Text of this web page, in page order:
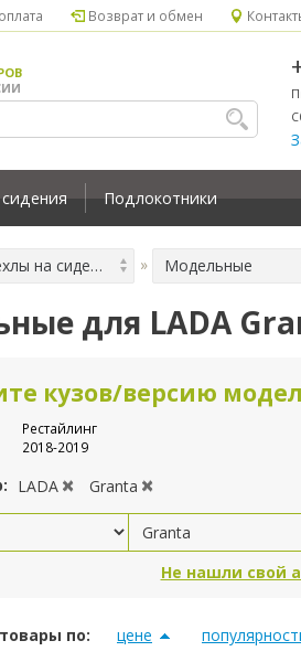
Возврат и обмен
Подлокотники
Чехлы на сидения Модельные
для LADA
кузов/версию
Рестайлинг
2018-2019
LADA Granta
Не нашли свой
по: цене